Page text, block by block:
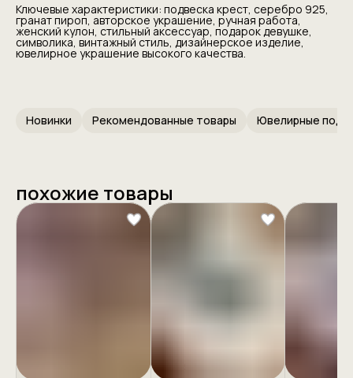
Ключевые характеристики: подвеска крест, серебро 925,
гранат пироп, авторское украшение, ручная работа,
женский кулон, стильный аксессуар, подарок девушке,
символика, винтажный стиль, дизайнерское изделие,
ювелирное украшение высокого качества.
Новинки Рекомендованные товары Ювелирные
похожие товары